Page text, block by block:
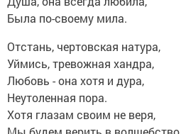
Была по-своему мила.
Отстань, чертовская натура,
Уймись, тревожная хандра,
Любовь - она хотя и дура,
Неутоленная пора.
Хотя глазам своим не веря,